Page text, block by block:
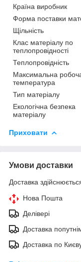
Країна виробник
Форма поставки
Щільність
Клас матеріалу по
теплопровідності
Теплопровідність
Максимальна
температура
Тип матеріалу
Екологічна безпека
матеріалу
Приховати
Умови доставки
Доставка
Нова Пошта
Делівері
Доставка
Доставка по